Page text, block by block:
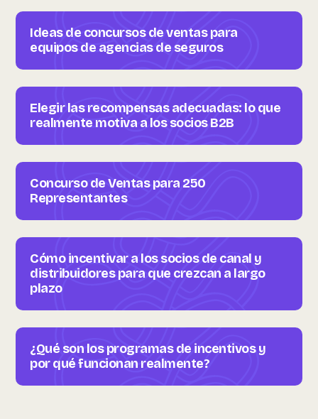
Ideas de concursos de ventas para
equipos de agencias de seguros
Elegir las recompensas adecuadas: lo que
realmente motiva a los socios B2B
Concurso de Ventas para 250
Representantes
Cómo incentivar a los socios de canal y
distribuidores para que crezcan a largo
plazo
¿Qué son los programas de incentivos y
por qué funcionan realmente?